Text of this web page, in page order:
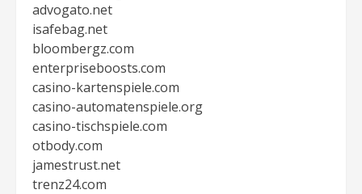
advogato.net
isafebag.net
bloombergz.com
enterpriseboosts.com
casino-kartenspiele.com
casino-automatenspiele.org
casino-tischspiele.com
otbody.com
jamestrust.net
trenz24.com